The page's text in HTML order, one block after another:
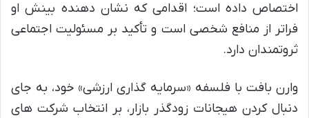
اختصاص داده است؛ اقدامی که نشان دهنده بینش او
فراتر از منافع شخصی است و تأکید بر مسئولیت اجتماعی
ثروتمندان دارد.
وارن بافت با فلسفه «سرمایه گذاری ارزشی» خود، به جای
دنبال کردن هیجانات زودگذر بازار، بر انتخاب شرکت های